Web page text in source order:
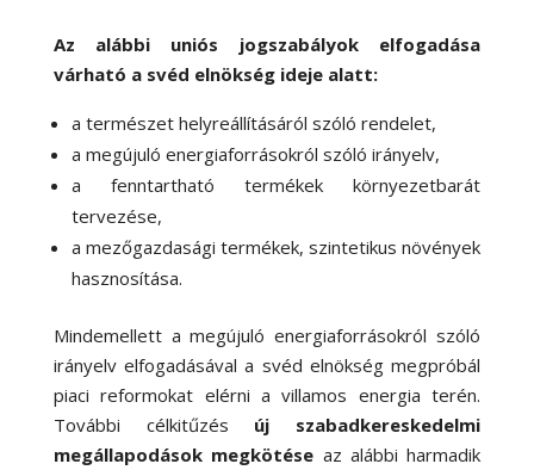
Az alábbi uniós jogszabályok elfogadása
várható a svéd elnökség ideje alatt:
a természet helyreállításáról szóló rendelet,
a megújuló energiaforrásokról szóló irányelv,
a fenntartható termékek környezetbarát
tervezése,
a mezőgazdasági termékek, szintetikus növények
hasznosítása.
Mindemellett a megújuló energiaforrásokról szóló
irányelv elfogadásával a svéd elnökség megpróbál
piaci reformokat elérni a villamos energia terén.
További célkitűzés új szabadkereskedelmi
megállapodások megkötése az alábbi harmadik